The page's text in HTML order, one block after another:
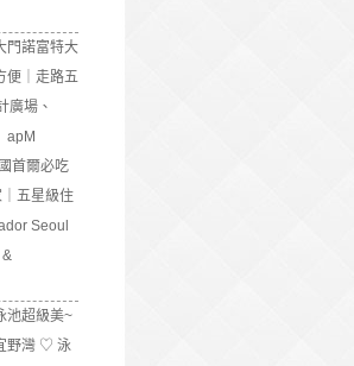
門諾富特大
便｜走路五
廣場、
apM
首爾必吃
五星級住
Seoul
池超級美~
野灣 ♡ 泳